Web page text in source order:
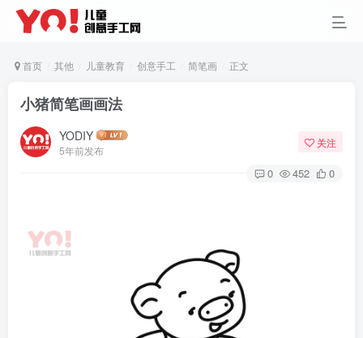
首页 其他 儿童教育 创意手工 简笔画 正文
小猪简笔画画法
YODIY
5年前发布
关注
0 452 0